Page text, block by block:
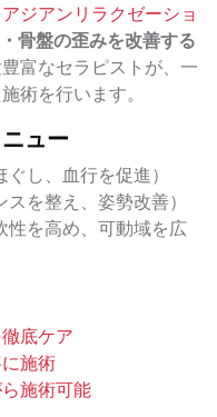
アジアンリラクゼーショ
骨盤の歪みを改善する
富なセラピストが、一
術を行います。
ュー
し、血行を促進）
を整え、姿勢改善）
性を高め、可動域を広
底ケア
施術
施術可能